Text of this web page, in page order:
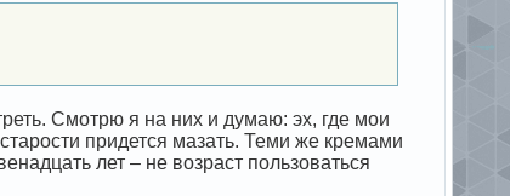
Смотрю я на них и думаю: эх, где мои
придется мазать. Теми же кремами
лет – не возраст пользоваться